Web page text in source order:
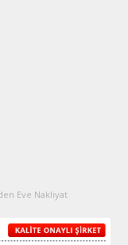
Eve Nakliyat